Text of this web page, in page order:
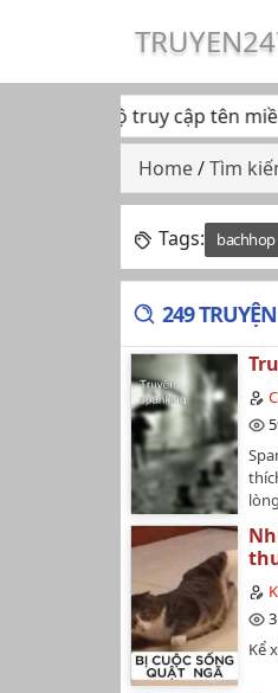
ủng hộ truy cập tên miền
Home/Tìm
Tags: bachhop
249 TRUYỆN
Kể